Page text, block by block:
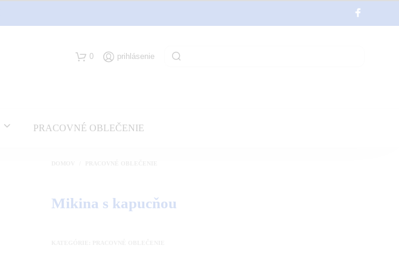
0 prihlásenie
PRACOVNÉ OBLEČENIE
Mikina s kapucňou